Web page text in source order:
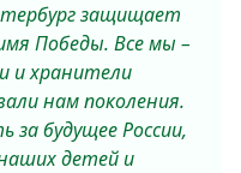
защищает
Победы. Все мы –
и хранители
нам поколения.
будущее России,
детей и